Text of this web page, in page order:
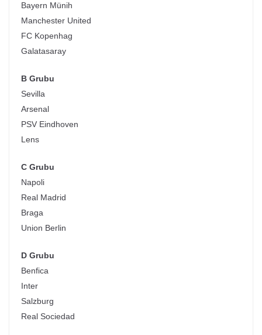
Bayern Münih
Manchester United
FC Kopenhag
Galatasaray
B Grubu
Sevilla
Arsenal
PSV Eindhoven
Lens
C Grubu
Napoli
Real Madrid
Braga
Union Berlin
D Grubu
Benfica
Inter
Salzburg
Real Sociedad